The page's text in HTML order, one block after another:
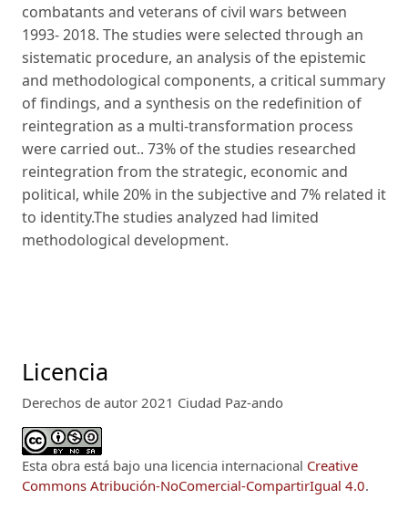
combatants and veterans of civil wars between
1993- 2018. The studies were selected through an
sistematic procedure, an analysis of the epis­temic
and methodological components, a critical summary
of findings, and a synthesis on the redefinition of
reintegration as a multi-transformation process
were carried out.. 73% of the studies researched
reintegration from the strategic, economic and
political, while 20% in the subjective and 7% related it
to identity.The studies analyzed had limited
methodological development.
Licencia
Derechos de autor 2021 Ciudad Paz-ando
Esta obra está bajo una licencia internacional Creative
Commons Atribución-NoComercial-CompartirIgual 4.0.